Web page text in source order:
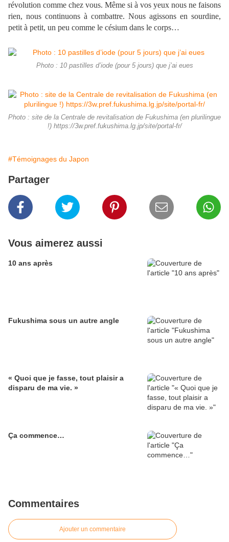
révolution comme chez vous. Même si à vos yeux nous ne faisons
rien, nous continuons à combattre. Nous agissons en sourdine,
petit à petit, un peu comme le césium dans le corps…
Photo : 10 pastilles d’iode (pour 5 jours) que j’ai eues
Photo : site de la Centrale de revitalisation de Fukushima (en plurilingue
!) https://3w.pref.fukushima.lg.jp/site/portal-fr/
#Témoignages du Japon
Partager
Vous aimerez aussi
10 ans après
Fukushima sous un autre angle
« Quoi que je fasse, tout plaisir a
disparu de ma vie. »
Ça commence…
Commentaires
Ajouter un commentaire